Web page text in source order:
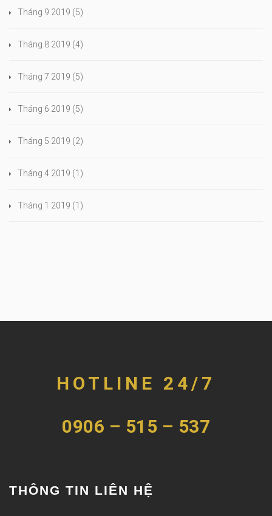
Tháng 9 2019 (5)
Tháng 8 2019 (4)
Tháng 7 2019 (5)
Tháng 6 2019 (5)
Tháng 5 2019 (2)
Tháng 4 2019 (1)
Tháng 1 2019 (1)
HOTLINE 24/7
0906 – 515 – 537
THÔNG TIN LIÊN HỆ